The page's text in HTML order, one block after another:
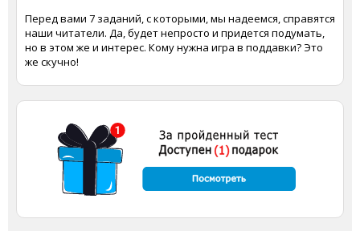
Перед вами 7 заданий, с которыми, мы надеемся, справятся
наши читатели. Да, будет непросто и придется подумать,
но в этом же и интерес. Кому нужна игра в поддавки? Это
же скучно!